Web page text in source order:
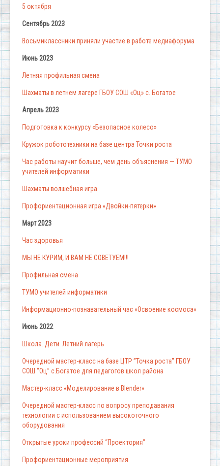
5 октября
Сентябрь 2023
Восьмиклассники приняли участие в работе медиафорума
Июнь 2023
Летняя профильная смена
Шахматы в летнем лагере ГБОУ СОШ «Оц» с. Богатое
Апрель 2023
Подготовка к конкурсу «Безопасное колесо»
Кружок робототехники на базе центра Точки роста
Час работы научит больше, чем день объяснения — ТУМО
учителей информатики
Шахматы волшебная игра
Профориентационная игра «Двойки-пятерки»
Март 2023
Час здоровья
МЫ НЕ КУРИМ, И ВАМ НЕ СОВЕТУЕМ!!!
Профильная смена
ТУМО учителей информатики
Информационно-познавательный час «Освоение космоса»
Июнь 2022
Школа. Дети. Летний лагерь
Очередной мастер-класс на базе ЦТР ”Точка роста” ГБОУ
СОШ “Оц” с.Богатое для педагогов школ района
Мастер-класс «Моделирование в Blender»
Очередной мастер-класс по вопросу преподавания
технологии с использованием высокоточного
оборудования
Открытые уроки профессий “Проектория”
Профориентационные мероприятия